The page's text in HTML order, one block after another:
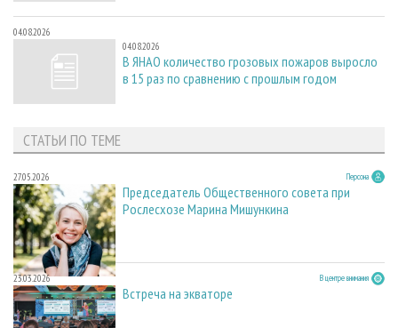
04.08.2026
04.08.2026
В ЯНАО количество грозовых пожаров выросло
в 15 раз по сравнению с прошлым годом
СТАТЬИ ПО ТЕМЕ
27.05.2026 Персона
Председатель Общественного совета при
Рослесхозе Марина Мишункина
23.03.2026 В центре внимания
Встреча на экваторе